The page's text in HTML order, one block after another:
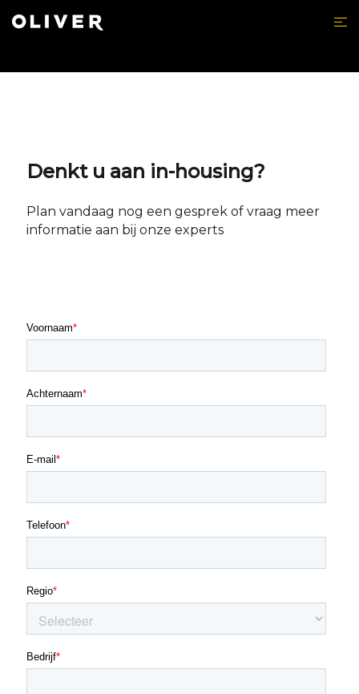
to
Denkt u aan in-housing?
Plan vandaag nog een gesprekof vraag meer
informatie aan bij onze experts